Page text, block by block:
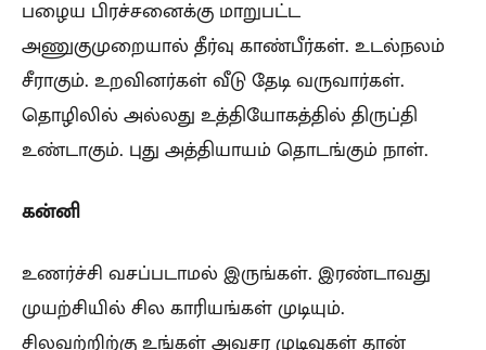
பழைய பிரச்சனைக்கு மாறுபட்ட
அணுகுமுறையால் தீர்வு காண்பீர்கள். உடல்நலம்
சீராகும். உறவினர்கள் வீடு தேடி வருவார்கள்.
தொழிலில் அல்லது உத்தியோகத்தில் திருப்தி
உண்டாகும். புது அத்தியாயம் தொடங்கும் நாள்.
கன்னி
உணர்ச்சி வசப்படாமல் இருங்கள். இரண்டாவது
முயற்சியில் சில காரியங்கள் முடியும்.
சிலவற்றிற்கு உங்கள் அவசர முடிவுகள் தான்